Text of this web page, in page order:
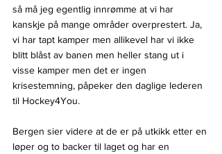
så må jeg egentlig innrømme at vi har
kanskje på mange områder overprestert. Ja,
vi har tapt kamper men allikevel har vi ikke
blitt blåst av banen men heller stang ut i
visse kamper men det er ingen
krisestemning, påpeker den daglige lederen
til Hockey4You.
Bergen sier videre at de er på utkikk etter en
løper og to backer til laget og har en